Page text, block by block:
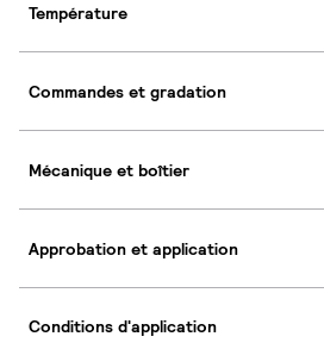
Température
Commandes et gradation
Mécanique et boîtier
Approbation et application
Conditions d'application